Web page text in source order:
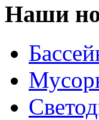
Наши